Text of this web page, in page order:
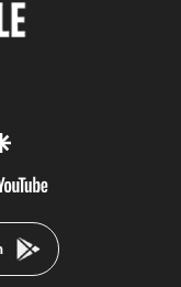
google
youtube-